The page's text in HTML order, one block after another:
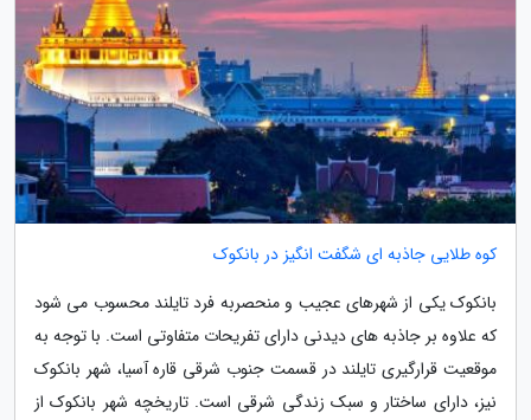
کوه طلایی جاذبه ای شگفت انگیز در بانکوک
بانکوک یکی از شهرهای عجیب و منحصربه فرد تایلند محسوب می شود
که علاوه بر جاذبه های دیدنی دارای تفریحات متفاوتی است. با توجه به
موقعیت قرارگیری تایلند در قسمت جنوب شرقی قاره آسیا، شهر بانکوک
نیز، دارای ساختار و سبک زندگی شرقی است. تاریخچه شهر بانکوک از